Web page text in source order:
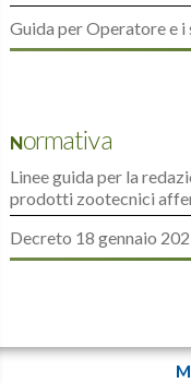
Guida per Operatore e i
Normativa
Linee guida per la
prodotti zootecnici
Decreto 18 gennaio